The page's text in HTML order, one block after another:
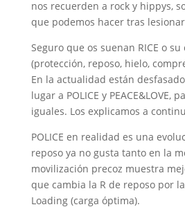
nos recuerden a rock y hippys,
que podemos hacer tras
Seguro que os suenan RICE o su
(protección, reposo, hielo,
En la actualidad están
lugar a POLICE y PEACE&LOVE,
iguales. Los explicamos a
POLICE en realidad es una
reposo ya no gusta tanto en la
movilización precoz muestra
que cambia la R de reposo por
Loading (carga óptima).